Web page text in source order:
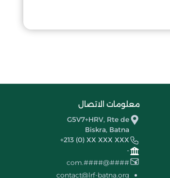
معلومات الاتصال
G5V7+HRV, Rte de
Biskra, Batna
+213 (0) XX XXX XXX
-
####@####.com
contact@lrf-batna.org